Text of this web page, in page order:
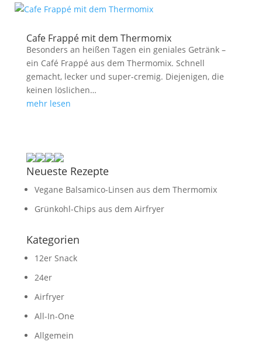
Cafe Frappé mit dem Thermomix
Besonders an heißen Tagen ein geniales Getränk –
ein Café Frappé aus dem Thermomix. Schnell
gemacht, lecker und super-cremig. Diejenigen, die
keinen löslichen…
mehr lesen
Neueste Rezepte
Vegane Balsamico-Linsen aus dem Thermomix
Grünkohl-Chips aus dem Airfryer
Kategorien
12er Snack
24er
Airfryer
All-In-One
Allgemein